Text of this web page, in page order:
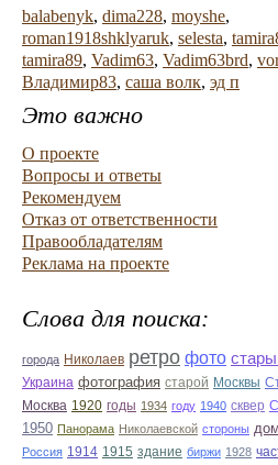
balabenyk, dima228, moyshe,
roman1918shklyaruk, selesta,
tamira89, Vadim63, Vadim63brd,
Владимир83, саша волк, эд п
Это важно
О проекте
Вопросы и ответы
Рекомендуем
Отказ от ответственности
Правообладателям
Реклама на проекте
Слова для поиска:
города Николаев ретро фото
Украина фотография старой Москвы
Москва 1920 годы 1934 году 1940 сквер
1950 Панорама Николаевской стороны дом
Россия 1914 1915 здание биржи 1928